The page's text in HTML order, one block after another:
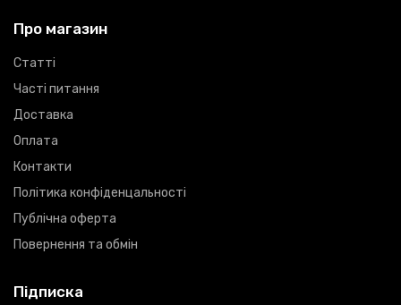
Про магазин
Статті
Часті питання
Доставка
Оплата
Контакти
Політика конфіденцальності
Публічна оферта
Повернення та обмін
Підписка